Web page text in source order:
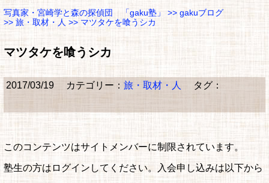
写真家・宮崎学と森の探偵団 「gaku塾」 >> gakuブログ
>> 旅・取材・人 >> マツタケを喰うシカ
マツタケを喰うシカ
2017/03/19 カテゴリー： 旅・取材・人 タグ：
このコンテンツはサイトメンバーに制限されています。
塾生の方はログインしてください。入会申し込みは以下から